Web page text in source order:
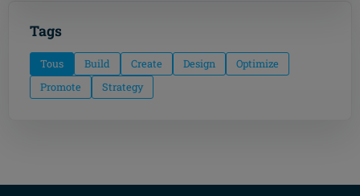
Tags
Tous Build Create Design
Optimize
Promote
Strategy